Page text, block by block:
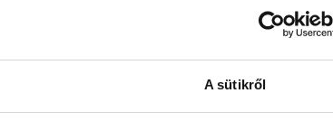
A sütikről
ABC Green parkoló foglalása →